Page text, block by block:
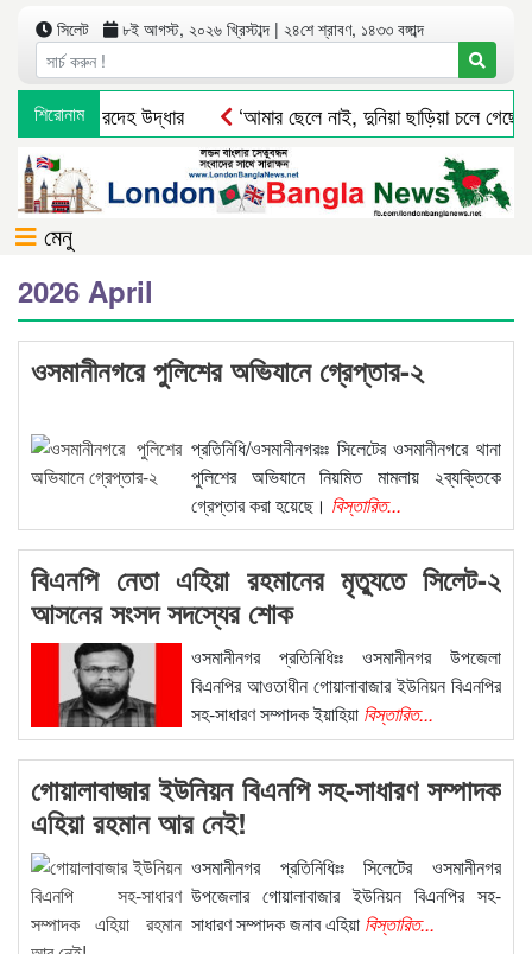
সিলেট ৮ই আগস্ট, ২০২৬ খ্রিস্টাব্দ | ২৪শে শ্রাবণ, ১৪৩৩ বঙ্গাব্দ
শিরোনাম
শ্রমিকের মরদেহ উদ্ধার ‘আমার ছেলে নাই, দুনিয়া ছাড়িয়া চলে গেছে!’
মেনু
2026 April
ওসমানীনগরে পুলিশের অভিযানে গ্রেপ্তার-২
প্রতিনিধি/ওসমানীনগরঃঃ সিলেটের ওসমানীনগরে থানা
পুলিশের অভিযানে নিয়মিত মামলায় ২ব্যক্তিকে
গ্রেপ্তার করা হয়েছে। বিস্তারিত...
বিএনপি নেতা এহিয়া রহমানের মৃত্যুতে সিলেট-২
আসনের সংসদ সদস্যের শোক
ওসমানীনগর প্রতিনিধিঃঃ ওসমানীনগর উপজেলা
বিএনপির আওতাধীন গোয়ালাবাজার ইউনিয়ন বিএনপির
সহ-সাধারণ সম্পাদক ইয়াহিয়া বিস্তারিত...
গোয়ালাবাজার ইউনিয়ন বিএনপি সহ-সাধারণ সম্পাদক
এহিয়া রহমান আর নেই!
ওসমানীনগর প্রতিনিধিঃঃ সিলেটের ওসমানীনগর
উপজেলার গোয়ালাবাজার ইউনিয়ন বিএনপির সহ-
সাধারণ সম্পাদক জনাব এহিয়া বিস্তারিত...